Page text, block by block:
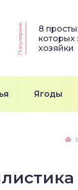
Популярное
8
которых
хозяйки
Ягоды